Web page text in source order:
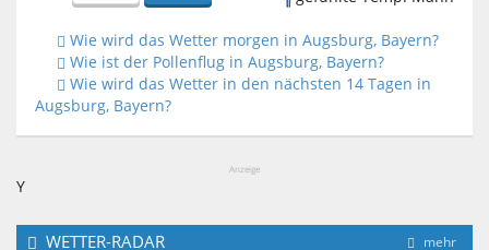
Wie wird das Wetter morgen in Augsburg, Bayern?
Wie ist der Pollenflug in Augsburg, Bayern?
Wie wird das Wetter in den nächsten 14 Tagen in
Augsburg, Bayern?
Anzeige
Y
mehr
WETTER-RADAR